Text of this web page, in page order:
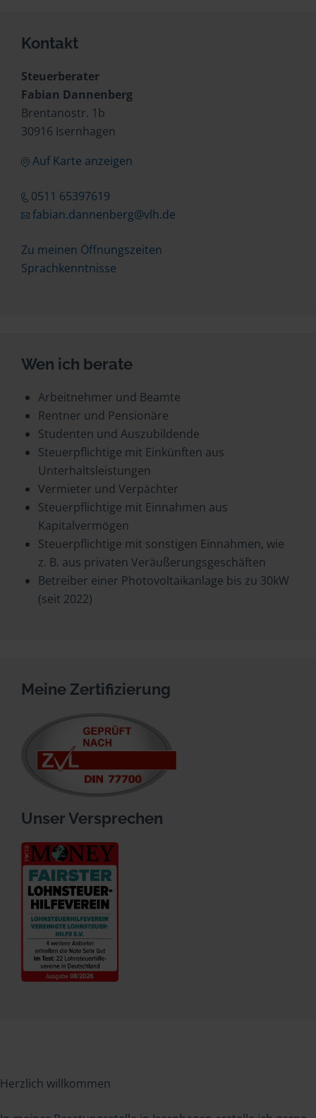
Kontakt
Steuerberater
Fabian Dannenberg
Brentanostr. 1b
30916 Isernhagen
Auf Karte anzeigen
0511 65397619
fabian.dannenberg@vlh.de
Zu meinen Öffnungszeiten
Sprachkenntnisse
Wen ich berate
Arbeitnehmer und Beamte
Rentner und Pensionäre
Studenten und Auszubildende
Steuerpflichtige mit Einkünften aus
Unterhaltsleistungen
Vermieter und Verpächter
Steuerpflichtige mit Einnahmen aus
Kapitalvermögen
Steuerpflichtige mit sonstigen Einnahmen, wie
z. B. aus privaten Veräußerungsgeschäften
Betreiber einer Photovoltaikanlage bis zu 30kW
(seit 2022)
Meine Zertifizierung
Unser Versprechen
Herzlich willkommen